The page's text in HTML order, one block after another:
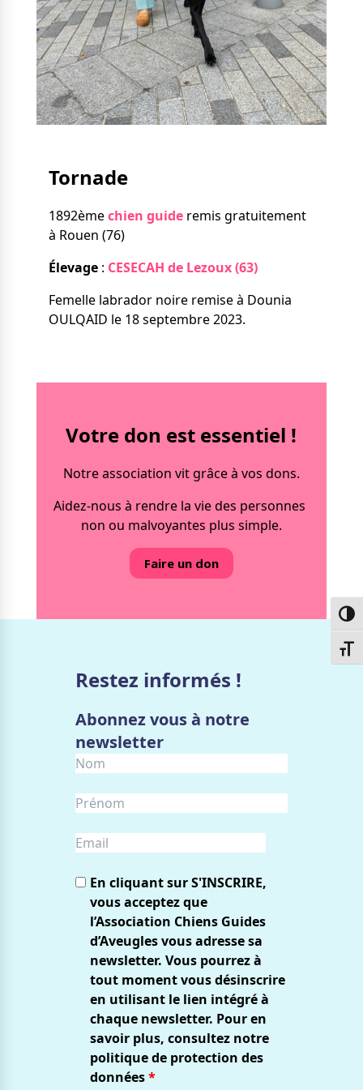
Nos solutions
Le chien guide d’aveugle
La canne blanche
électronique
Le Bemob
Formation
Tout savoir
Irremplaçables, la
série
Tornade
1892èmechien guideremis gratuitement
à Rouen (76)
Élevage: CESECAH de Lezoux (63)
Femelle labrador noire remise à Dounia
OULQAID le 18 septembre 2023.
Votre don est essentiel !
Notre association vit grâce à vos dons.
Aidez-nous à rendre la vie des personnes
non ou malvoyantes plus simple.
Faire un don
Restez informés !
Abonnez vous à notre
newsletter
En cliquant sur S'INSCRIRE,
vous acceptez que
l’Association Chiens Guides
d’Aveugles vous adresse sa
newsletter. Vous pourrez à
tout moment vous désinscrire
en utilisant le lien intégré à
chaque newsletter. Pour en
savoir plus, consultez notre
politique de protection des
données*